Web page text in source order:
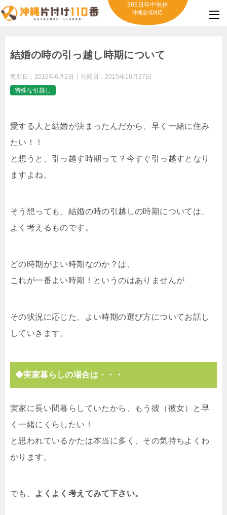
365日年中無休
沖縄全域対応
結婚の時の引っ越し時期について
更新日： 2016年6月2日 公開日： 2015年10月27日
特殊な引越し
愛する人と結婚が決まったんだから、早く一緒に住み
たい！！
と想うと、引っ越す時期って？今すぐ引っ越すとなり
ますよね。
そう想っても、結婚の時の引越しの時期については、
よく考えるものです。
どの時期がよい時期なのか？は、
これが一番よい時期！というのはありませんが
その状況に応じた、よい時期の選び方についてお話し
していきます。
◆実家暮らしの場合は・・・
実家に長い間暮らしていたから、もう彼（彼女）と早
く一緒にくらしたい！
と思われているかたは本当に多く、その気持ちよくわ
かります。
でも、 よくよく考えてみて下さい。